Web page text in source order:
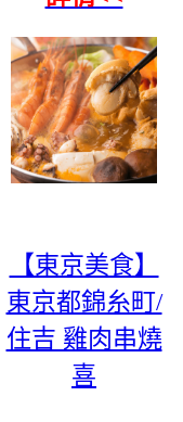
【東京美食】
東京都錦糸町/
住吉 雞肉串燒
喜